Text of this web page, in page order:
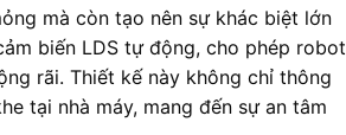
mà còn tạo nên sự khác biệt lớn
biến LDS tự động, cho phép robot
rãi. Thiết kế này không chỉ thông
tại nhà máy, mang đến sự an tâm